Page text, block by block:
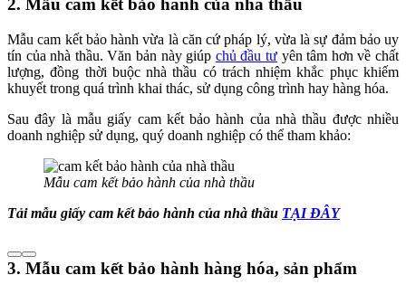
2. Mẫu cam kết bảo hành của nhà thầu
Mẫu cam kết bảo hành vừa là căn cứ pháp lý, vừa là sự đảm bảo uy
tín của nhà thầu. Văn bản này giúp chủ đầu tư yên tâm hơn về chất
lượng, đồng thời buộc nhà thầu có trách nhiệm khắc phục khiếm
khuyết trong quá trình khai thác, sử dụng công trình hay hàng hóa.
Sau đây là mẫu giấy cam kết bảo hành của nhà thầu được nhiều
doanh nghiệp sử dụng, quý doanh nghiệp có thể tham khảo:
Mẫu cam kết bảo hành của nhà thầu
Tải mẫu giấy cam kết bảo hành của nhà thầu TẠI ĐÂY
3. Mẫu cam kết bảo hành hàng hóa, sản phẩm